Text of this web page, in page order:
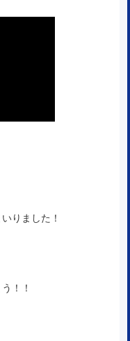
りました！
！！